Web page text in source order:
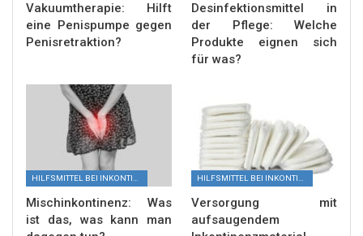
Vakuumtherapie: Hilft
eine Penispumpe gegen
Penisretraktion?
Desinfektionsmittel in
der Pflege: Welche
Produkte eignen sich
für was?
Mischinkontinenz: Was
ist das, was kann man
Versorgung mit
aufsaugendem